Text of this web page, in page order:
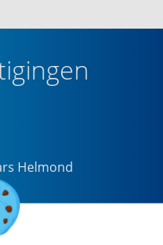
Helmond